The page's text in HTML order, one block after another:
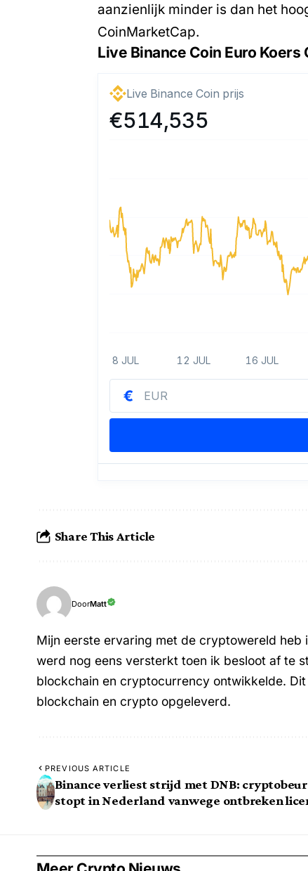
aanzienlijk minder is dan het
CoinMarketCap.
Live Binance Coin Euro Koers
Share This Article
DoorMatt
Mijn eerste ervaring met de cryptowereld
werd nog eens versterkt toen ik besloot af te
blockchain en cryptocurrency ontwikkelde.
blockchain en crypto opgeleverd.
PREVIOUS ARTICLE
Binance verliest strijd met DNB:
stopt in Nederland vanwege ontbreken